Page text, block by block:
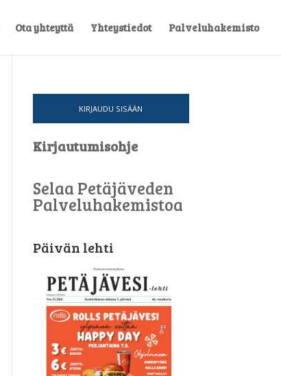
Ota yhteyttä Yhteystiedot Palveluhakemisto
KIRJAUDU SISÄÄN
Kirjautumisohje
Selaa Petäjäveden
Palveluhakemistoa
Päivän lehti